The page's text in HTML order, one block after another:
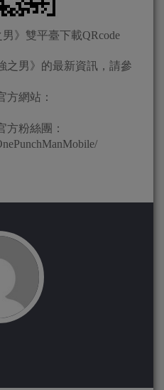
》雙平臺下載QRcode
之男》的最新資訊，請參
方網站：
方粉絲團：